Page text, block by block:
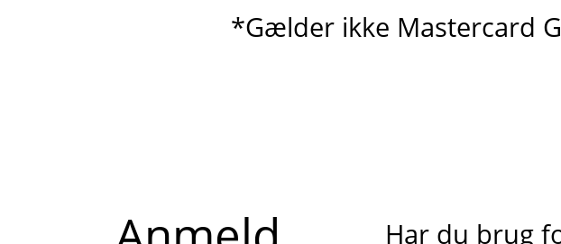
*Gælder ikke Mastercard
Har du brug